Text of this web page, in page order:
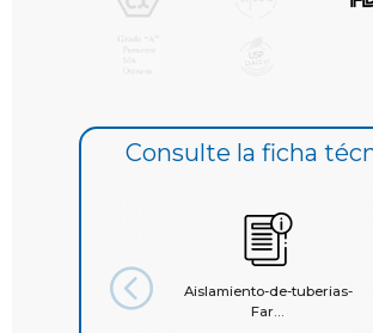
resistencia química, siendo
limpieza y esterilización típicos
común en entornos de
Consulte la ficha
Aislamiento-de-tuberias-
Far...